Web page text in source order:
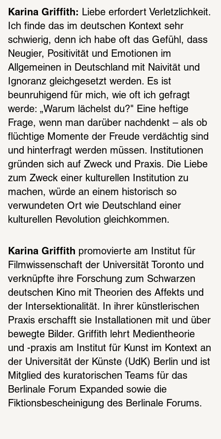
Karina Griffith:
Liebe erfordert Verletzlichkeit.
Ich finde das im deutschen Kontext sehr
schwierig, denn ich habe oft das Gefühl, dass
Neugier, Positivität und Emotionen im
Allgemeinen in Deutschland mit Naivität und
Ignoranz gleichgesetzt werden. Es ist
beunruhigend für mich, wie oft ich gefragt
werde: „Warum lächelst du?" Eine heftige
Frage, wenn man darüber nachdenkt – als ob
flüchtige Momente der Freude verdächtig sind
und hinterfragt werden müssen. Institutionen
gründen sich auf Zweck und Praxis. Die Liebe
zum Zweck einer kulturellen Institution zu
machen, würde an einem historisch so
verwundeten Ort wie Deutschland einer
kulturellen Revolution gleichkommen.
Karina Griffith promovierte am Institut für
Filmwissenschaft der Universität Toronto und
verknüpfte ihre Forschung zum Schwarzen
deutschen Kino mit Theorien des Affekts und
der Intersektionalität. In ihrer künstlerischen
Praxis erschafft sie Installationen mit und über
bewegte Bilder. Griffith lehrt Medientheorie
und -praxis am Institut für Kunst im Kontext an
der Universität der Künste (UdK) Berlin und ist
Mitglied des kuratorischen Teams für das
Berlinale Forum Expanded sowie die
Fiktionsbescheinigung des Berlinale Forums.